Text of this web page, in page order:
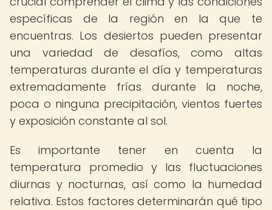
específicas de la región en la que te
encuentras. Los desiertos pueden presentar
una variedad de desafíos, como altas
temperaturas durante el día y temperaturas
extremadamente frías durante la noche,
poca o ninguna precipitación, vientos fuertes
y exposición constante al sol.
Es importante tener en cuenta la
temperatura promedio y las fluctuaciones
diurnas y nocturnas, así como la humedad
relativa. Estos factores determinarán qué tipo